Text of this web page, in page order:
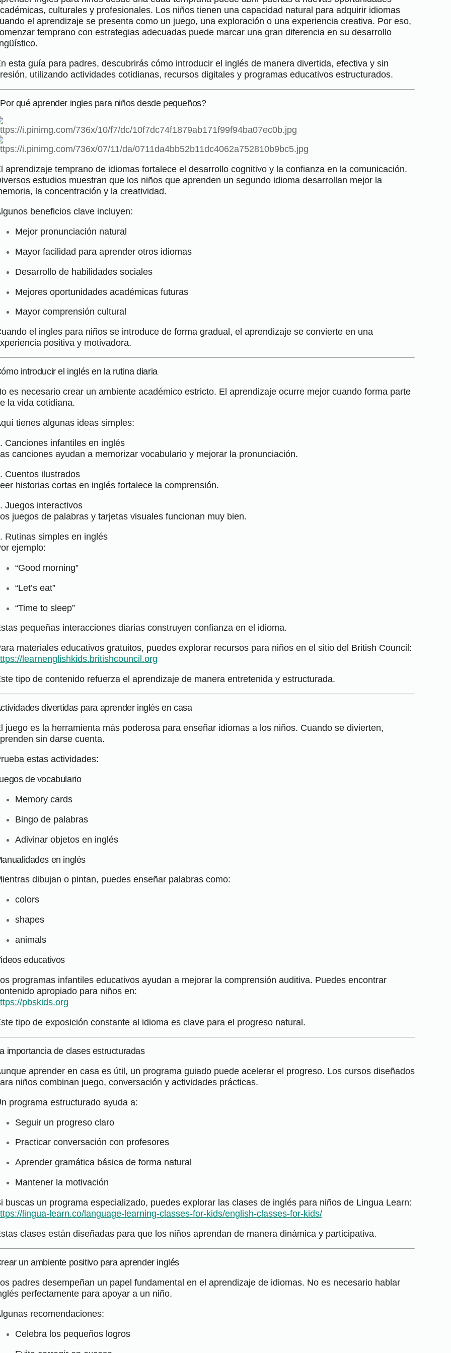
culturales y profesionales. Los niños tienen una capacidad natural para adquirir idiomas
el aprendizaje se presenta como un juego, una exploración o una experiencia creativa. Por eso,
temprano con estrategias adecuadas puede marcar una gran diferencia en su desarrollo
esta guía para padres, descubrirás cómo introducir el inglés de manera divertida, efectiva y sin
utilizando actividades cotidianas, recursos digitales y programas educativos estructurados.
qué aprender ingles para niños desde pequeños?
aprendizaje temprano de idiomas fortalece el desarrollo cognitivo y la confianza en la comunicación.
estudios muestran que los niños que aprenden un segundo idioma desarrollan mejor la
la concentración y la creatividad.
beneficios clave incluyen:
Mejor pronunciación natural
Mayor facilidad para aprender otros idiomas
Desarrollo de habilidades sociales
Mejores oportunidades académicas futuras
Mayor comprensión cultural
el ingles para niños se introduce de forma gradual, el aprendizaje se convierte en una
positiva y motivadora.
introducir el inglés en la rutina diaria
es necesario crear un ambiente académico estricto. El aprendizaje ocurre mejor cuando forma parte
la vida cotidiana.
tienes algunas ideas simples:
Canciones infantiles en inglés
canciones ayudan a memorizar vocabulario y mejorar la pronunciación.
Cuentos ilustrados
historias cortas en inglés fortalece la comprensión.
Juegos interactivos
juegos de palabras y tarjetas visuales funcionan muy bien.
Rutinas simples en inglés
ejemplo:
“Good morning”
“Let’s eat”
“Time to sleep”
pequeñas interacciones diarias construyen confianza en el idioma.
materiales educativos gratuitos, puedes explorar recursos para niños en el sitio del British Council:
learnenglishkids.britishcouncil.org
tipo de contenido refuerza el aprendizaje de manera entretenida y estructurada.
divertidas para aprender inglés en casa
juego es la herramienta más poderosa para enseñar idiomas a los niños. Cuando se divierten,
sin darse cuenta.
estas actividades:
de vocabulario
Memory cards
Bingo de palabras
Adivinar objetos en inglés
en inglés
dibujan o pintan, puedes enseñar palabras como:
colors
shapes
animals
educativos
programas infantiles educativos ayudan a mejorar la comprensión auditiva. Puedes encontrar
apropiado para niños en:
pbskids.org
tipo de exposición constante al idioma es clave para el progreso natural.
importancia de clases estructuradas
aprender en casa es útil, un programa guiado puede acelerar el progreso. Los cursos diseñados
niños combinan juego, conversación y actividades prácticas.
programa estructurado ayuda a:
Seguir un progreso claro
Practicar conversación con profesores
Aprender gramática básica de forma natural
Mantener la motivación
buscas un programa especializado, puedes explorar las clases de inglés para niños de Lingua Learn:
lingua-learn.co/language-learning-classes-for-kids/english-classes-for-kids/
clases están diseñadas para que los niños aprendan de manera dinámica y participativa.
un ambiente positivo para aprender inglés
padres desempeñan un papel fundamental en el aprendizaje de idiomas. No es necesario hablar
perfectamente para apoyar a un niño.
recomendaciones:
Celebra los pequeños logros